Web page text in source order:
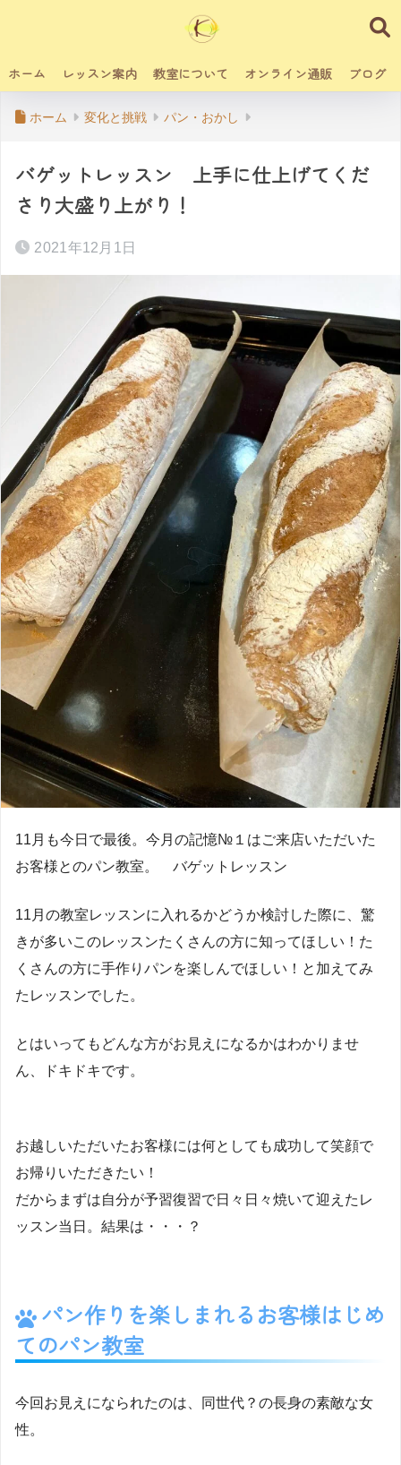
ホーム レッスン案内 教室について オンライン通販 ブログ
ホーム 変化と挑戦 パン・おかし
バゲットレッスン 上手に仕上げてくだ
さり大盛り上がり！
2021年12月1日
11月も今日で最後。今月の記憶№１はご来店いただいた
お客様とのパン教室。 バゲットレッスン
11月の教室レッスンに入れるかどうか検討した際に、驚
きが多いこのレッスンたくさんの方に知ってほしい！た
くさんの方に手作りパンを楽しんでほしい！と加えてみ
たレッスンでした。
とはいってもどんな方がお見えになるかはわかりませ
ん、ドキドキです。
お越しいただいたお客様には何としても成功して笑顔で
お帰りいただきたい！
だからまずは自分が予習復習で日々日々焼いて迎えたレ
ッスン当日。結果は・・・？
パン作りを楽しまれるお客様はじめ
てのパン教室
今回お見えになられたのは、同世代？の長身の素敵な女
性。